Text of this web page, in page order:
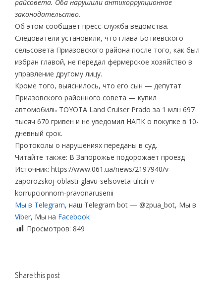
райсовета. Оба нарушили антикоррупционное
законодательство.
Об этом сообщает пресс-служба ведомства.
Следователи установили, что глава Ботиевского
сельсовета Приазовского района после того, как был
избран главой, не передал фермерское хозяйство в
управление другому лицу.
Кроме того, выяснилось, что его сын — депутат
Приазовского районного совета — купил
автомобиль TOYOTA Land Cruiser Prado за 1 млн 697
тысяч 670 гривен и не уведомил НАПК о покупке в 10-
дневный срок.
Протоколы о нарушениях переданы в суд.
Читайте также: В Запорожье подорожает проезд
Источник: https://www.061.ua/news/2197940/v-
zaporozskoj-oblasti-glavu-selsoveta-ulicili-v-
korrupcionnom-pravonarusenii
Мы в Telegram, наш Telegram bot — @zpua_bot, Мы в
Viber, Мы на Facebook
Просмотров: 849
Share this post